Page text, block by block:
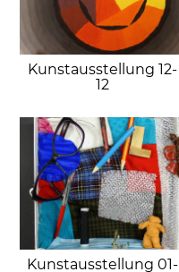
Kunstausstellung 12-
12
Kunstausstellung 01-